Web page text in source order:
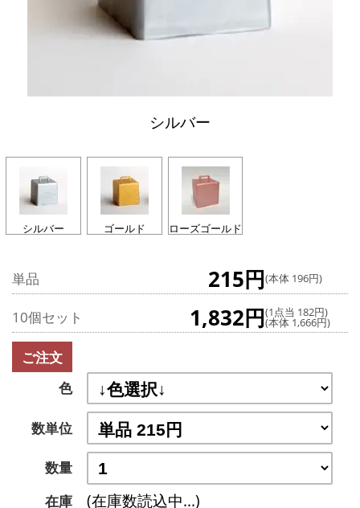
シルバー
シルバー ゴールド ローズゴールド
単品 215円(本体 196円)
10個セット 1,832円(1点当 182円)
(本体 1,666円)
ご注文
色
数単位
数量
在庫
(在庫数読込中...)